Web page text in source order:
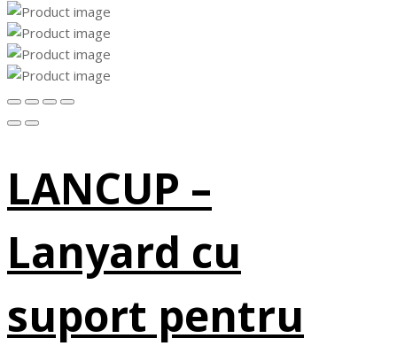
LANCUP –
Lanyard cu
suport pentru